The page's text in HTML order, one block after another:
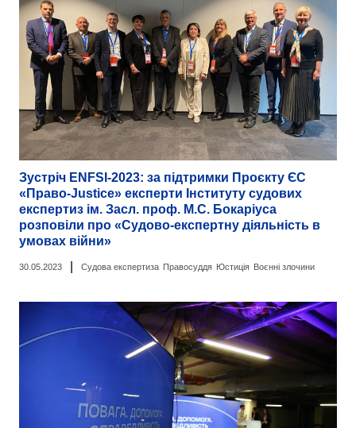
Зустріч ENFSI-2023: за підтримки Проєкту ЄС
«Право-Justice» експерти Інституту судових
експертиз ім. Засл. проф. М.С. Бокаріуса
розповіли про «Судово-експертну діяльність в
умовах війни»
30.05.2023 Судова експертиза Правосуддя Юстиція Воєнні злочини